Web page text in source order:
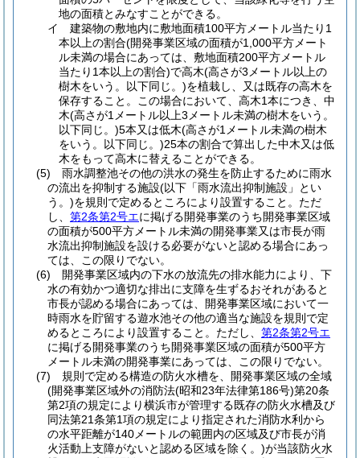
地の面積とみなすことができる。
イ
建築物の敷地内に敷地面積100平方メートル当たり1
本以上の割合(開発事業区域の面積が1,000平方メート
ル未満の場合にあっては、敷地面積200平方メートル
当たり1本以上の割合)で高木(高さが3メートル以上の
樹木をいう。以下同じ。)を植栽し、又は既存の高木を
保存すること。
この場合において、高木1本につき、中
木(高さが1メートル以上3メートル未満の樹木をいう。
以下同じ。)5本又は低木(高さが1メートル未満の樹木
をいう。以下同じ。)25本の割合で算出した中木又は低
木をもって高木に替えることができる。
(5)
雨水調整池その他の洪水の発生を防止するために雨水
の流出を抑制する施設(以下「雨水流出抑制施設」とい
う。)を規則で定めるところにより設置すること。 ただ
し、 第2条第2号エに掲げる開発事業のうち開発事業区域
の面積が500平方メートル未満の開発事業又は市長が雨
水流出抑制施設を設ける必要がないと認める場合にあっ
ては、この限りでない。
(6)
開発事業区域内の下水の放流先の排水能力により、下
水の有効かつ適切な排出に支障を生ずるおそれがあると
市長が認める場合にあっては、開発事業区域において一
時雨水を貯留する遊水池その他の適当な施設を規則で定
めるところにより設置すること。 ただし、 第2条第2号エ
に掲げる開発事業のうち開発事業区域の面積が500平方
メートル未満の開発事業にあっては、この限りでない。
(7)
規則で定める構造の防火水槽を、開発事業区域の全域
(開発事業区域外の消防法(昭和23年法律第186号)第20条
第2項の規定により横浜市が管理する既存の防火水槽及び
同法第21条第1項の規定により指定された消防水利から
の水平距離が140メートルの範囲内の区域及び市長が消
火活動上支障がないと認める区域を除く。)が当該防火水